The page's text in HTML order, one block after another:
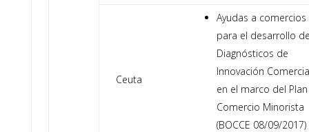
Ceuta
Ayudas a comercios
para el desarrollo
Diagnósticos de
Innovación
en el marco del
Comercio Minorista
(BOCCE 08/09/2017)